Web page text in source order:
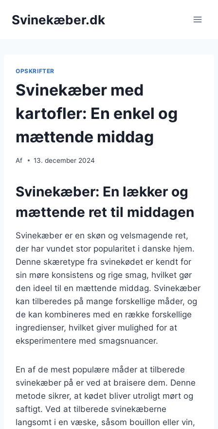
Svinekæber.dk
OPSKRIFTER
Svinekæber med
kartofler: En enkel og
mættende middag
Af 13. december 2024
Svinekæber: En lækker og
mættende ret til middagen
Svinekæber er en skøn og velsmagende ret,
der har vundet stor popularitet i danske hjem.
Denne skæretype fra svinekødet er kendt for
sin møre konsistens og rige smag, hvilket gør
den ideel til en mættende middag. Svinekæber
kan tilberedes på mange forskellige måder, og
de kan kombineres med en række forskellige
ingredienser, hvilket giver mulighed for at
eksperimentere med smagsnuancer.
En af de mest populære måder at tilberede
svinekæber på er ved at braisere dem. Denne
metode sikrer, at kødet bliver utroligt mørt og
saftigt. Ved at tilberede svinekæberne
langsomt i en væske, såsom bouillon eller vin,